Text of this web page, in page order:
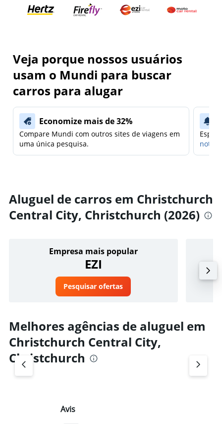
Veja porque nossos usuários
usam o Mundi para buscar
carros para alugar
Economize mais de 32%
Compare Mundi com outros sites de viagens em
uma única pesquisa.
Aluguel de carros em Christchurch
Central City, Christchurch (2026)
Empresa mais popular
EZI
Pesquisar ofertas
Melhores agências de aluguel em
Christchurch Central City,
Christchurch
Avis